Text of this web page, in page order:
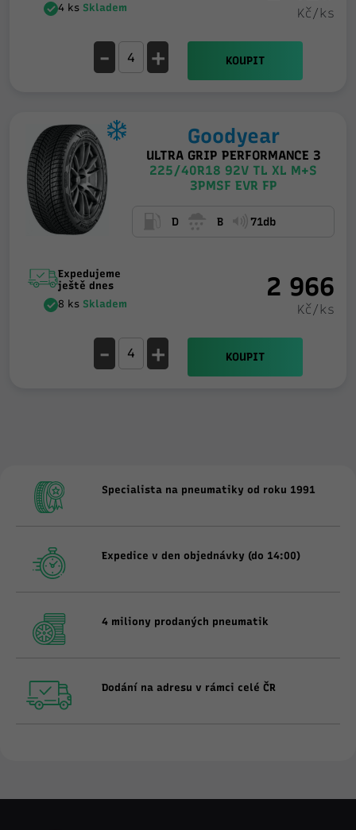
4 ks Skladem Kč/ks
- + KOUPIT
Goodyear
ULTRA GRIP PERFORMANCE 3
225/40R18 92V TL XL M+S
3PMSF EVR FP
D B 71db
Expedujeme
ještě dnes
8 ks Skladem
2 966
Kč/ks
- + KOUPIT
Specialista na pneumatiky od roku 1991
Expedice v den objednávky (do 14:00)
4 miliony prodaných pneumatik
Dodání na adresu v rámci celé ČR